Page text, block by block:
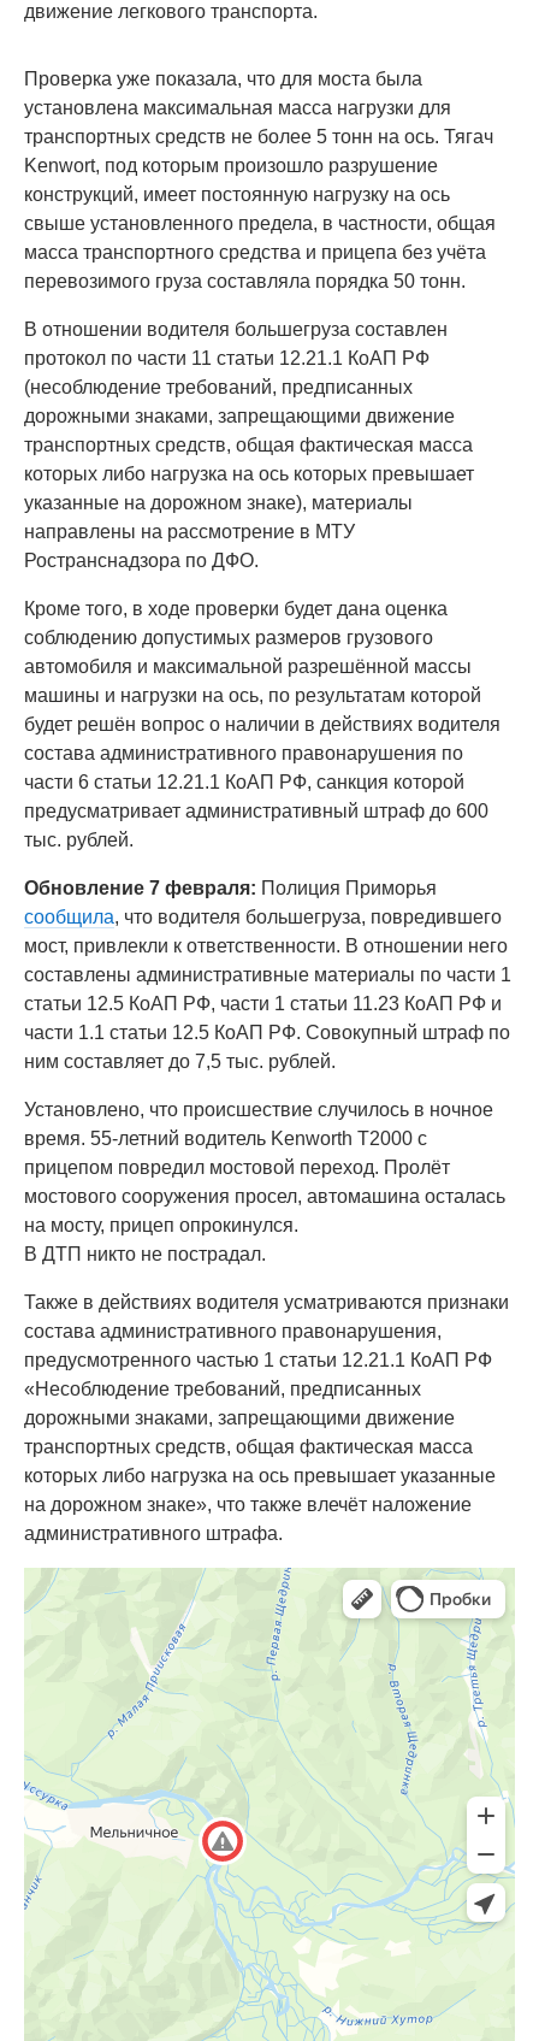
движение легкового транспорта.
Проверка уже показала, что для моста была
установлена максимальная масса нагрузки для
транспортных средств не более 5 тонн на ось. Тягач
Kenwort, под которым произошло разрушение
конструкций, имеет постоянную нагрузку на ось
свыше установленного предела, в частности, общая
масса транспортного средства и прицепа без учёта
перевозимого груза составляла порядка 50 тонн.
В отношении водителя большегруза составлен
протокол по части 11 статьи 12.21.1 КоАП РФ
(несоблюдение требований, предписанных
дорожными знаками, запрещающими движение
транспортных средств, общая фактическая масса
которых либо нагрузка на ось которых превышает
указанные на дорожном знаке), материалы
направлены на рассмотрение в МТУ
Ространснадзора по ДФО.
Кроме того, в ходе проверки будет дана оценка
соблюдению допустимых размеров грузового
автомобиля и максимальной разрешённой массы
машины и нагрузки на ось, по результатам которой
будет решён вопрос о наличии в действиях водителя
состава административного правонарушения по
части 6 статьи 12.21.1 КоАП РФ, санкция которой
предусматривает административный штраф до 600
тыс. рублей.
Обновление 7 февраля: Полиция Приморья
сообщила, что водителя большегруза, повредившего
мост, привлекли к ответственности. В отношении него
составлены административные материалы по части 1
статьи 12.5 КоАП РФ, части 1 статьи 11.23 КоАП РФ и
части 1.1 статьи 12.5 КоАП РФ. Совокупный штраф по
ним составляет до 7,5 тыс. рублей.
Установлено, что происшествие случилось в ночное
время. 55-летний водитель Kenworth T2000 с
прицепом повредил мостовой переход. Пролёт
мостового сооружения просел, автомашина осталась
на мосту, прицеп опрокинулся.
В ДТП никто не пострадал.
Также в действиях водителя усматриваются признаки
состава административного правонарушения,
предусмотренного частью 1 статьи 12.21.1 КоАП РФ
«Несоблюдение требований, предписанных
дорожными знаками, запрещающими движение
транспортных средств, общая фактическая масса
которых либо нагрузка на ось превышает указанные
на дорожном знаке», что также влечёт наложение
административного штрафа.